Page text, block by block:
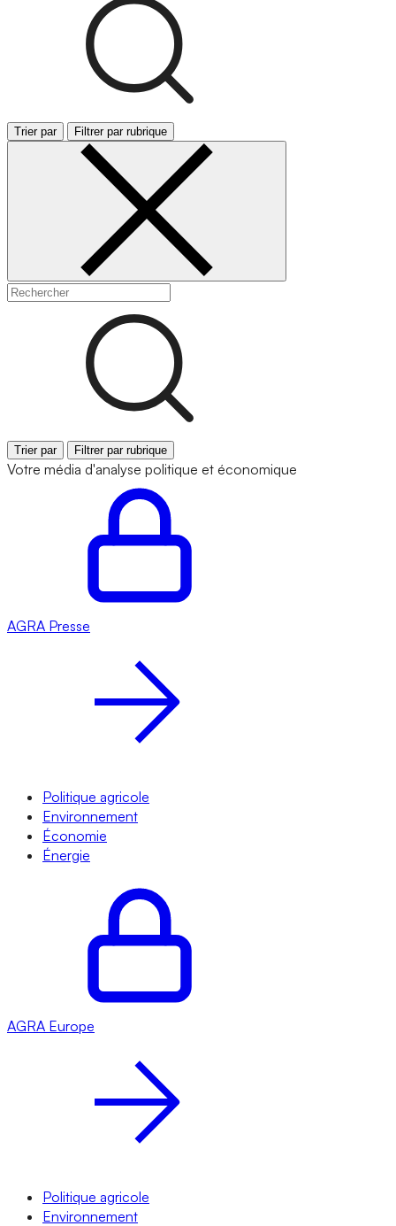
Trier par Filtrer par rubrique
Trier par Filtrer par rubrique
Votre média d'analyse politique et économique
AGRA Presse
Politique agricole
Environnement
Économie
Énergie
AGRA Europe
Politique agricole
Environnement